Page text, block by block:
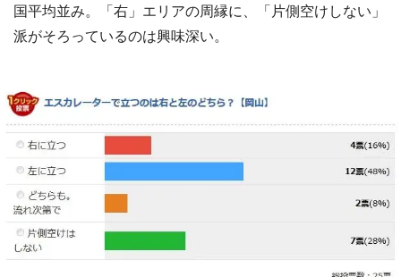
国平均並み。「右」エリアの周縁に、「片側空けしない」
派がそろっているのは興味深い。